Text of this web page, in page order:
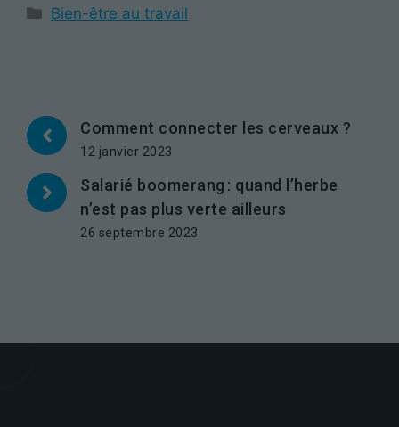
Catégories
Bien-être au travail
Comment connecter les cerveaux ?
12 janvier 2023
Salarié boomerang : quand l’herbe
n’est pas plus verte ailleurs
26 septembre 2023